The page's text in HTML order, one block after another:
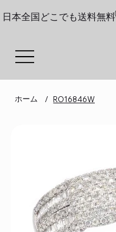
日本全国どこでも送料無料
ホーム / RO16846W